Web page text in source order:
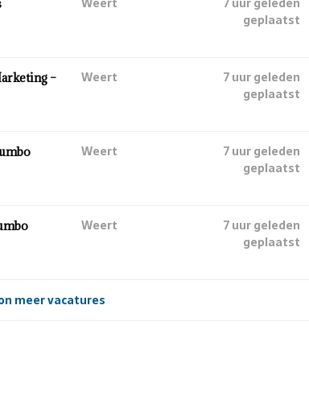
geplaatst
– Weert
7 uur geleden
geplaatst
Weert
7 uur geleden
geplaatst
Weert
7 uur geleden
geplaatst
meer vacatures